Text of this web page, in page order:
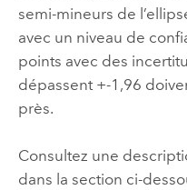
semi-mineurs de
avec un niveau de
points avec des
dépassent +-1,96
près.
Consultez une
dans la section ci-